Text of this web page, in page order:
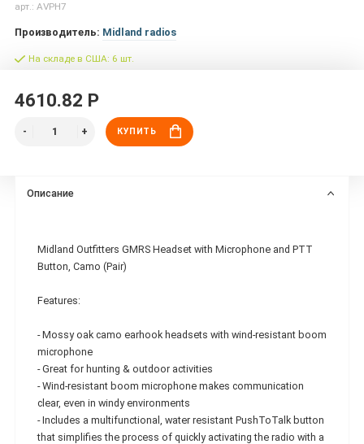
арт.: AVPH7
Производитель: Midland radios
На складе в США: 6 шт.
4610.82 Р
КУПИТЬ
Описание
Midland Outfitters GMRS Headset with Microphone and PTT
Button, Camo (Pair)
Features:
- Mossy oak camo earhook headsets with wind-resistant boom
microphone
- Great for hunting & outdoor activities
- Wind-resistant boom microphone makes communication
clear, even in windy environments
- Includes a multifunctional, water resistant PushToTalk button
that simplifies the process of quickly activating the radio with a